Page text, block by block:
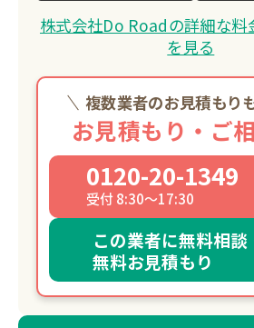
株式会社Do Roadの詳細な料
を見る
複数業者のお見積もり
お見積もり・ご
0120-20-1349
受付 8:30～17:30
この業者に無料相談
無料お見積もり